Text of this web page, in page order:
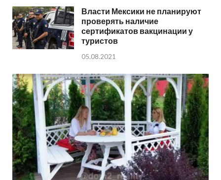
Власти Мексики не планируют
проверять наличие
сертификатов вакцинации у
туристов
05.08.2021